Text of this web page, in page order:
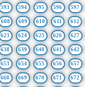
593 594 595 596 597
608 609 610 611 612
623 624 625 626 627
638 639 640 641 642
653 654 655 656 657
668 669 670 671 672